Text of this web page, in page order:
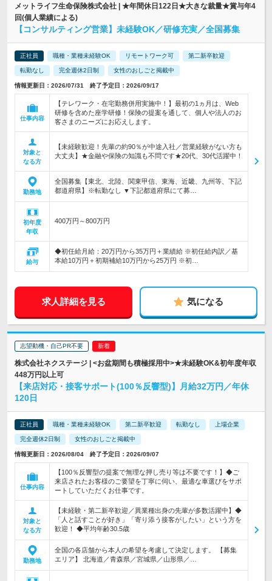
メットライフ生命保険株式会社 | ★年間休日122日★大きな裁量★賞与年4
回(個人業績による)
【コンサルティング営業】未経験OK／研修充実／全国募集
正社員 職種・業種未経験OK リモートワーク可 第二新卒歓迎
転勤なし 完全週休2日制 女性のおしごと掲載中
情報更新日：2026/07/31 終了予定日：2026/09/17
仕事内容
【テレワーク・在宅勤務併用実施中！】最初の1ヵ月は、Web
研修を含めた座学研修！保険の提案を通して、個人や法人のお
客さまのニーズにお応えします。
対象と
なる方
【未経験歓迎！先輩の約90％が中途入社／営業経験がない方も
大丈夫】★金融や保険の知識も不問です★20代、30代活躍中！
勤務地
全国募集【東北、北陸、関東甲信、東海、近畿、九州等、下記
都道府県】※転勤なし ▼下記都道府県にて募…
初年度
年収
400万円～800万円
給与
◆初任給月給：20万円から35万円＋業績給 ※初任給内訳／基
本給10万円＋初期補給10万円から25万円 ※初…
求人詳細を見る 気になる
志望動機・自己PR不要
株式会社ネクステージ | <お盆期間も積極採用中>★未経験OK&初年度年収
448万円以上可
【来店対応・接客サポート(100％反響型)】月給32万円／年休
120日
正社員 職種・業種未経験OK 第二新卒歓迎 転勤なし 上場企業
完全週休2日制 女性のおしごと掲載中
情報更新日：2026/08/04 終了予定日：2026/09/07
仕事内容
【100％反響型の提案で無理な押し売り等は不要です！】◆ご
来店されたお客様のご要望を丁寧に伺い、最適な車選びをサポ
ートしていただくお仕事です。
対象と
なる方
【未経験・第二新卒歓迎／異業種出身の先輩が多数活躍中】◆
「人と話すことが好き」「寄り添う接客がしたい」という方を
歓迎！ ◆平均年齢30.5歳
勤務地
全国の各店舗から本人の希望を考慮して決定します。 【募集
エリア】 北海道／青森県／宮城県／山形県／…